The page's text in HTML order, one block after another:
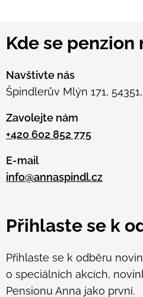
Ubytování si zde užijí také
menší firemní akce i hosté
zázemí v horách.
Kde se penzion
Navštivte nás
Špindlerův Mlýn 171,
Zavolejte nám
+420 602 852 775
E-mail
info@annaspindl.cz
Přihlaste se k
Přihlaste se k odběru
o speciálních akcích,
Pensionu Anna jako první.